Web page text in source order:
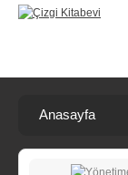
Anasayfa